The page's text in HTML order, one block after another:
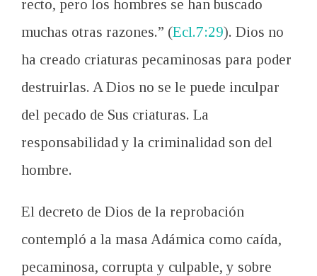
recto, pero los hombres se han buscado
muchas otras razones.” (Ecl.7:29). Dios no
ha creado criaturas pecaminosas para poder
destruirlas. A Dios no se le puede inculpar
del pecado de Sus criaturas. La
responsabilidad y la criminalidad son del
hombre.
El decreto de Dios de la reprobación
contempló a la masa Adámica como caída,
pecaminosa, corrupta y culpable, y sobre